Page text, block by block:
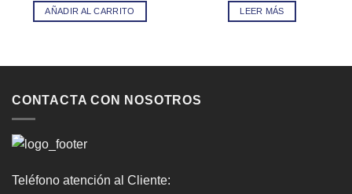
original
era:
actual
es:
AÑADIR AL CARRITO
original
era:
actual
es:
LEER MÁS
CONTACTA CON NOSOTROS
Teléfono atención al Cliente: